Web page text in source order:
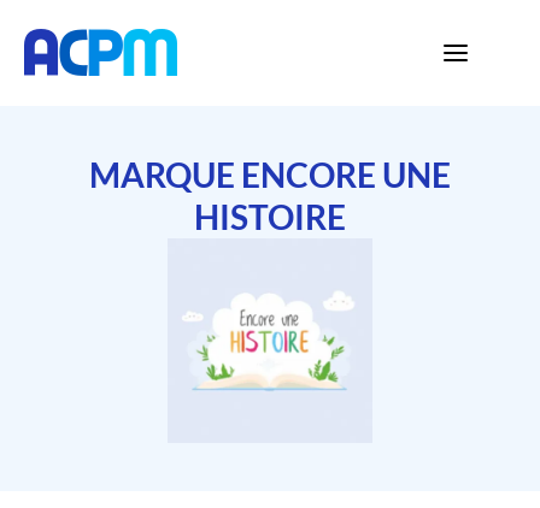
MARQUE ENCORE UNE
HISTOIRE